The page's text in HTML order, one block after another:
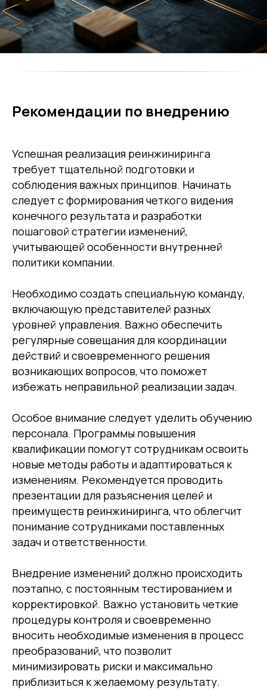
Рекомендации по внедрению
Успешная реализация реинжиниринга
требует тщательной подготовки и
соблюдения важных принципов. Начинать
следует с формирования четкого видения
конечного результата и разработки
пошаговой стратегии изменений,
учитывающей особенности внутренней
политики компании.
Необходимо создать специальную команду,
включающую представителей разных
уровней управления. Важно обеспечить
регулярные совещания для координации
действий и своевременного решения
возникающих вопросов, что поможет
избежать неправильной реализации задач.
Особое внимание следует уделить обучению
персонала. Программы повышения
квалификации помогут сотрудникам освоить
новые методы работы и адаптироваться к
изменениям. Рекомендуется проводить
презентации для разъяснения целей и
преимуществ реинжиниринга, что облегчит
понимание сотрудниками поставленных
задач и ответственности.
Внедрение изменений должно происходить
поэтапно, с постоянным тестированием и
корректировкой. Важно установить четкие
процедуры контроля и своевременно
вносить необходимые изменения в процесс
преобразований, что позволит
минимизировать риски и максимально
приблизиться к желаемому результату.
Услуга реинжиниринга
бизнес-процессов
Вас может
заинтересовать